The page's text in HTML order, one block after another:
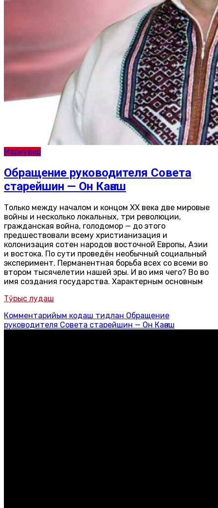
Мариувер
Обращение руководителя Совета
старейшин — Он Каҥаш
Только между началом и концом XX века две мировые
войны и несколько локальных, три революции,
гражданская война, голодомор — до этого
предшествовали всему христианизация и
колонизация сотен народов восточной Европы, Азии
и востока. По сути проведён необычный социальный
эксперимент. Перманентная борьба всех со всеми во
втором тысячелетии нашей эры. И во имя чего? Во во
имя создания государства. Характерным основным
Тӱрыс лудаш
Комментарийым кодаш тидлан Обращение
руководителя Совета старейшин — Он Каҥаш